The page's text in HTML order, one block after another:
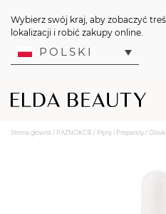
Wybierz swój kraj, aby zobaczyć
lokalizacji i robić zakupy online.
POLSKI
Strona główna / PAZNOKCIE / Płyny i Preparaty / Oliwki